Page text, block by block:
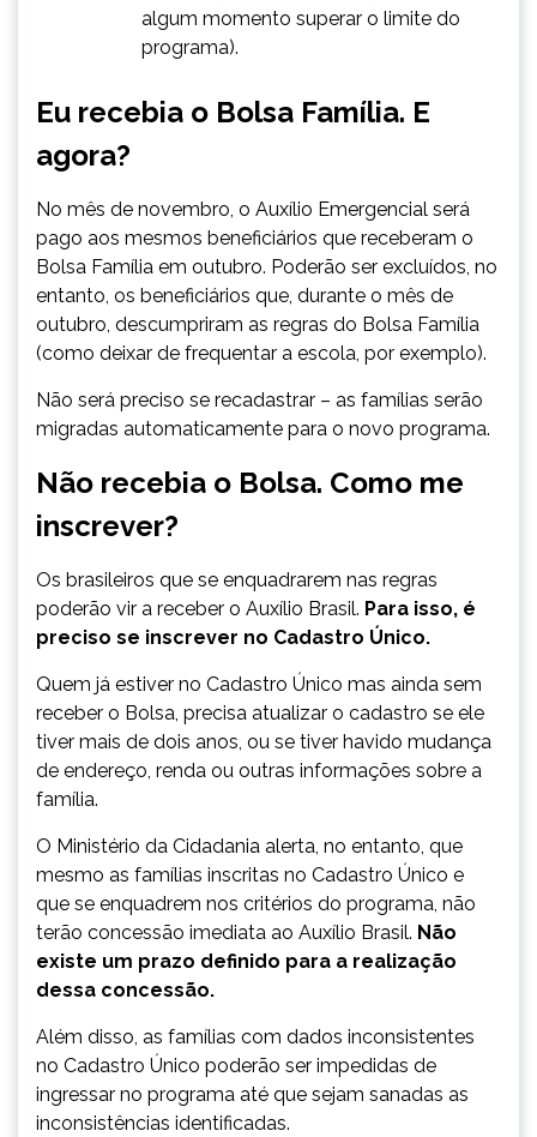
algum momento superar o limite do
programa).
Eu recebia o Bolsa Família. E
agora?
No mês de novembro, o Auxílio Emergencial será
pago aos mesmos beneficiários que receberam o
Bolsa Família em outubro. Poderão ser excluídos, no
entanto, os beneficiários que, durante o mês de
outubro, descumpriram as regras do Bolsa Família
(como deixar de frequentar a escola, por exemplo).
Não será preciso se recadastrar – as famílias serão
migradas automaticamente para o novo programa.
Não recebia o Bolsa. Como me
inscrever?
Os brasileiros que se enquadrarem nas regras
poderão vir a receber o Auxílio Brasil. Para isso, é
preciso se inscrever no Cadastro Único.
Quem já estiver no Cadastro Único mas ainda sem
receber o Bolsa, precisa atualizar o cadastro se ele
tiver mais de dois anos, ou se tiver havido mudança
de endereço, renda ou outras informações sobre a
família.
O Ministério da Cidadania alerta, no entanto, que
mesmo as famílias inscritas no Cadastro Único e
que se enquadrem nos critérios do programa, não
terão concessão imediata ao Auxílio Brasil. Não
existe um prazo definido para a realização
dessa concessão.
Além disso, as famílias com dados inconsistentes
no Cadastro Único poderão ser impedidas de
ingressar no programa até que sejam sanadas as
inconsistências identificadas.